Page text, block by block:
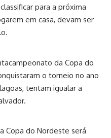
para a próxima
em casa, devam ser
da Copa do
o torneio no ano
tentam igualar a
Copa do Nordeste será